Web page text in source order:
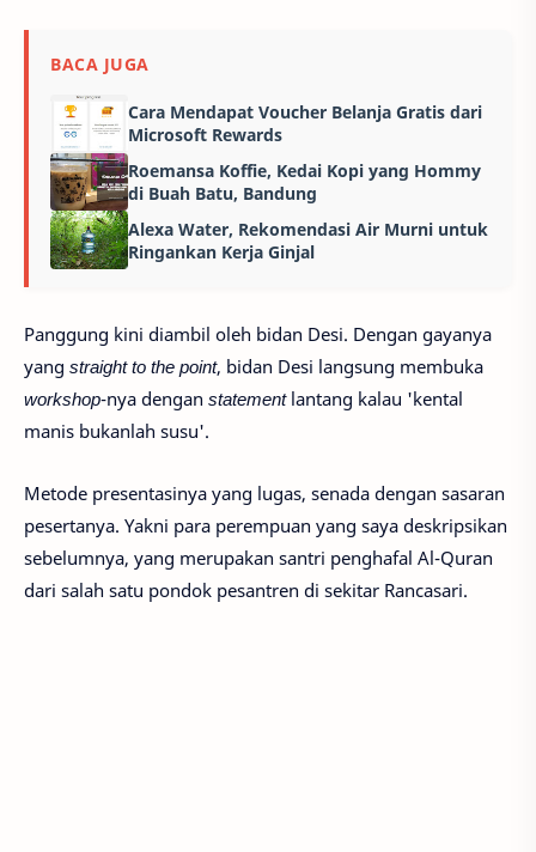
BACA JUGA
Cara Mendapat Voucher Belanja Gratis dari
Microsoft Rewards
Roemansa Koffie, Kedai Kopi yang Hommy
di Buah Batu, Bandung
Alexa Water, Rekomendasi Air Murni untuk
Ringankan Kerja Ginjal
Panggung kini diambil oleh bidan Desi. Dengan gayanya
yang straight to the point, bidan Desi langsung membuka
workshop-nya dengan statementlantang kalau 'kental
manis bukanlah susu'.
Metode presentasinya yang lugas, senada dengan sasaran
pesertanya. Yakni para perempuan yang saya deskripsikan
sebelumnya, yang merupakan santri penghafal Al-Quran
dari salah satu pondok pesantren di sekitar Rancasari.